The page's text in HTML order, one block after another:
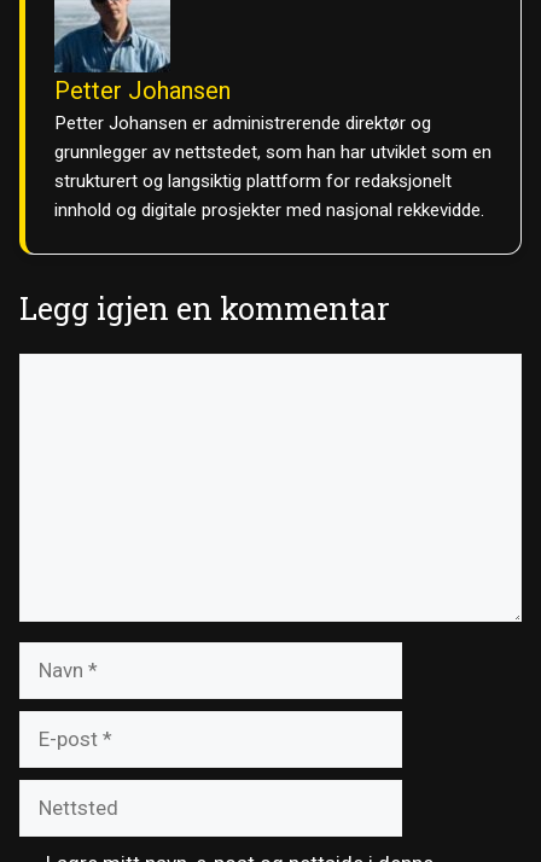
Petter Johansen
Petter Johansen er administrerende direktør og
grunnlegger av nettstedet, som han har utviklet som en
strukturert og langsiktig plattform for redaksjonelt
innhold og digitale prosjekter med nasjonal rekkevidde.
Legg igjen en kommentar
post